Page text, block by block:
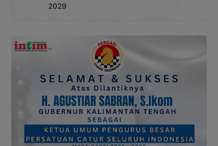
2029